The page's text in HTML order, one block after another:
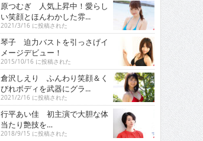
原つむぎ 人気上昇中！愛らし
い笑顔とほんわかした雰...
2021/3/16 に投稿された
琴子 迫力バストを引っさげイ
メージデビュー！
2015/10/16 に投稿された
倉沢しえり ふんわり笑顔＆く
びれボディを武器にグラ...
2021/2/16 に投稿された
行平あい佳 初主演で大胆な体
当たり艶技を…
2018/9/15 に投稿された